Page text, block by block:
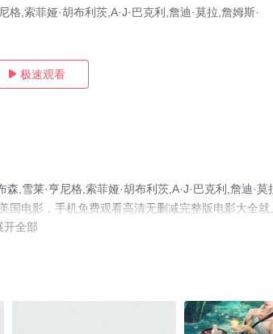
格,索菲娅·胡布利茨,A·J·巴克利,詹迪·莫拉,詹姆斯·
 极速观看
,雪莱·亨尼格,索菲娅·胡布利茨,A·J·巴克利,詹迪·莫
国电影，手机免费观看高清无删减完整版电影大全就
开全部